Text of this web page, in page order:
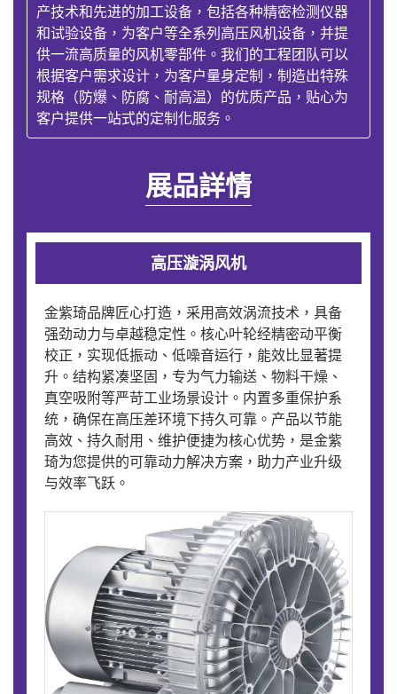
产技术和先进的加工设备，包括各种精密检测仪器
和试验设备，为客户等全系列高压风机设备，并提
供一流高质量的风机零部件。我们的工程团队可以
根据客户需求设计，为客户量身定制，制造出特殊
规格（防爆、防腐、耐高温）的优质产品，贴心为
客户提供一站式的定制化服务。
展品詳情
高压漩涡风机
金紫琦品牌匠心打造，采用高效涡流技术，具备
强劲动力与卓越稳定性。核心叶轮经精密动平衡
校正，实现低振动、低噪音运行，能效比显著提
升。结构紧凑坚固，专为气力输送、物料干燥、
真空吸附等严苛工业场景设计。内置多重保护系
统，确保在高压差环境下持久可靠。产品以节能
高效、持久耐用、维护便捷为核心优势，是金紫
琦为您提供的可靠动力解决方案，助力产业升级
与效率飞跃。